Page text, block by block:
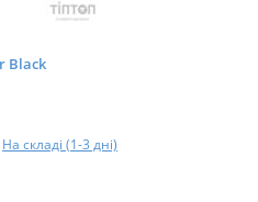
Black
На складі (1-3 дні)